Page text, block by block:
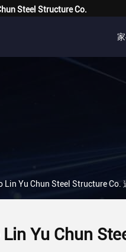
Steel Structure Co.
Lin Yu Chun Steel Structure Co.
Yu Chun